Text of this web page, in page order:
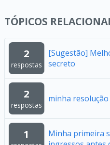
TÓPICOS
2
respostas
[Sugestão]
secreto
2
respostas
minha resolução
1
Minha primeira